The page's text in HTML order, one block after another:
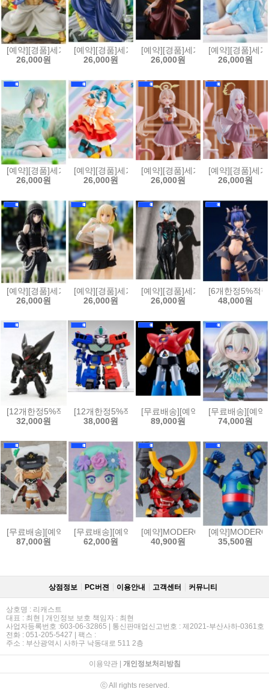
[예약][경품]세가 황천의 츠가이 Luminasta 피규어 우
26,000원
[예약][경품]세가 황천의 츠가이 Luminasta 피규어 좌
26,000원
[예약][경품]세가 모노가타리 시
26,000원
[예약][경품]세
26,000원
[예약][경품]세가 뱅드림!(BanG Dream!) 유메미라이즈 피규어 Ave
26,000원
[예약][경품]세가 모노가타리 시리즈 XStellar 피규어
26,000원
[예약][경품]세가 블루 아카이브
26,000원
[예약][경품]세
26,000원
[예약][경품]세가 리코리스 리코일 하이 프리미엄 피규어 이노우에 타
26,000원
[예약][경품]세가 리코리스 리코일 하이 프리미엄 피
26,000원
[예약][경품]세가 에반게리온 신
26,000원
[6개한정5%적
48,000원
[12개한정5%적립][예약]논스케일 D-STYLE 패트레이버 - 그리폰
32,000원
[12개한정5%적립][예약][프라모델]D-STYLE 용자
38,000원
[무료배송][예약]MODEROID 모
89,000원
[무료배송][예
74,000원
[무료배송][예약]넨도로이드 길티기어 스트라이브 - 램리썰 발렌타인
87,000원
[무료배송][예약]넨도로이드 OMORI - 바질
62,000원
[예약]MODEROID 모데로이드
40,900원
[예약
35,500원
상점정보 PC버젼 이용안내 고객센터 커뮤니티
상호명 : 리캐스트
대표 : 최현 | 개인정보 보호 책임자 : 최현
사업자등록번호 :603-06-32865 | 통신판매업신고번호 : 제2021-부산사하-0361호
전화 : 051-205-5427 | 팩스 :
주소 : 부산광역시 사하구 낙동대로 511 2층
이용약관| 개인정보처리방침
ⓒ All rights reserved.